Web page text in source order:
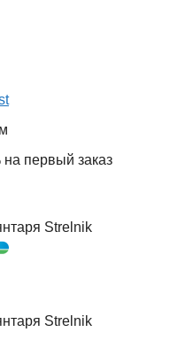
первый заказ